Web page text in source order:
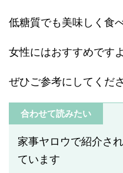
低糖質でも美味しく食
女性にはおすすめですよ
ぜひご参考にしてくだ
合わせて読みたい
家事ヤロウで紹介さ
ています